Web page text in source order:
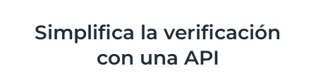
Simplifica la verificación
con una API